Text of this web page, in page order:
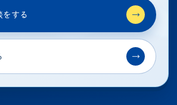
をする →
→